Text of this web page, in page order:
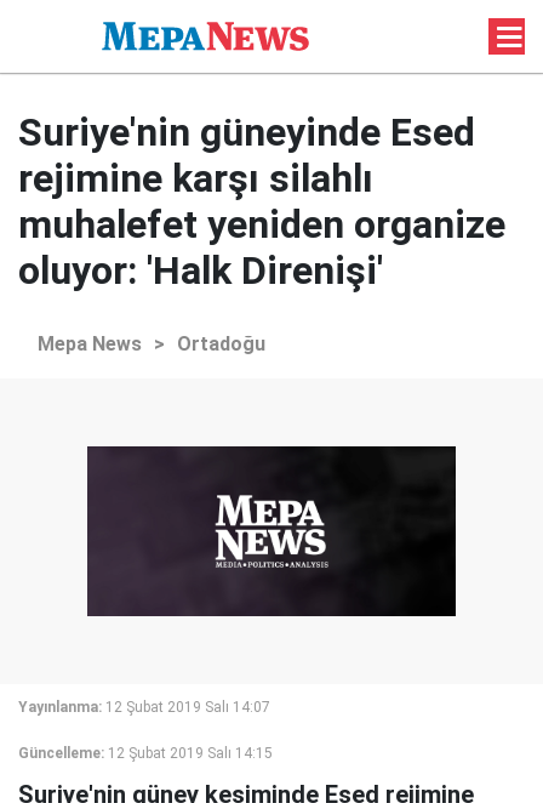
Suriye'nin güneyinde Esed
rejimine karşı silahlı
muhalefet yeniden organize
oluyor: 'Halk Direnişi'
Mepa News > Ortadoğu
Yayınlanma: 12 Şubat 2019 Salı 14:07
Güncelleme: 12 Şubat 2019 Salı 14:15
Suriye'nin güney kesiminde Esed rejimine